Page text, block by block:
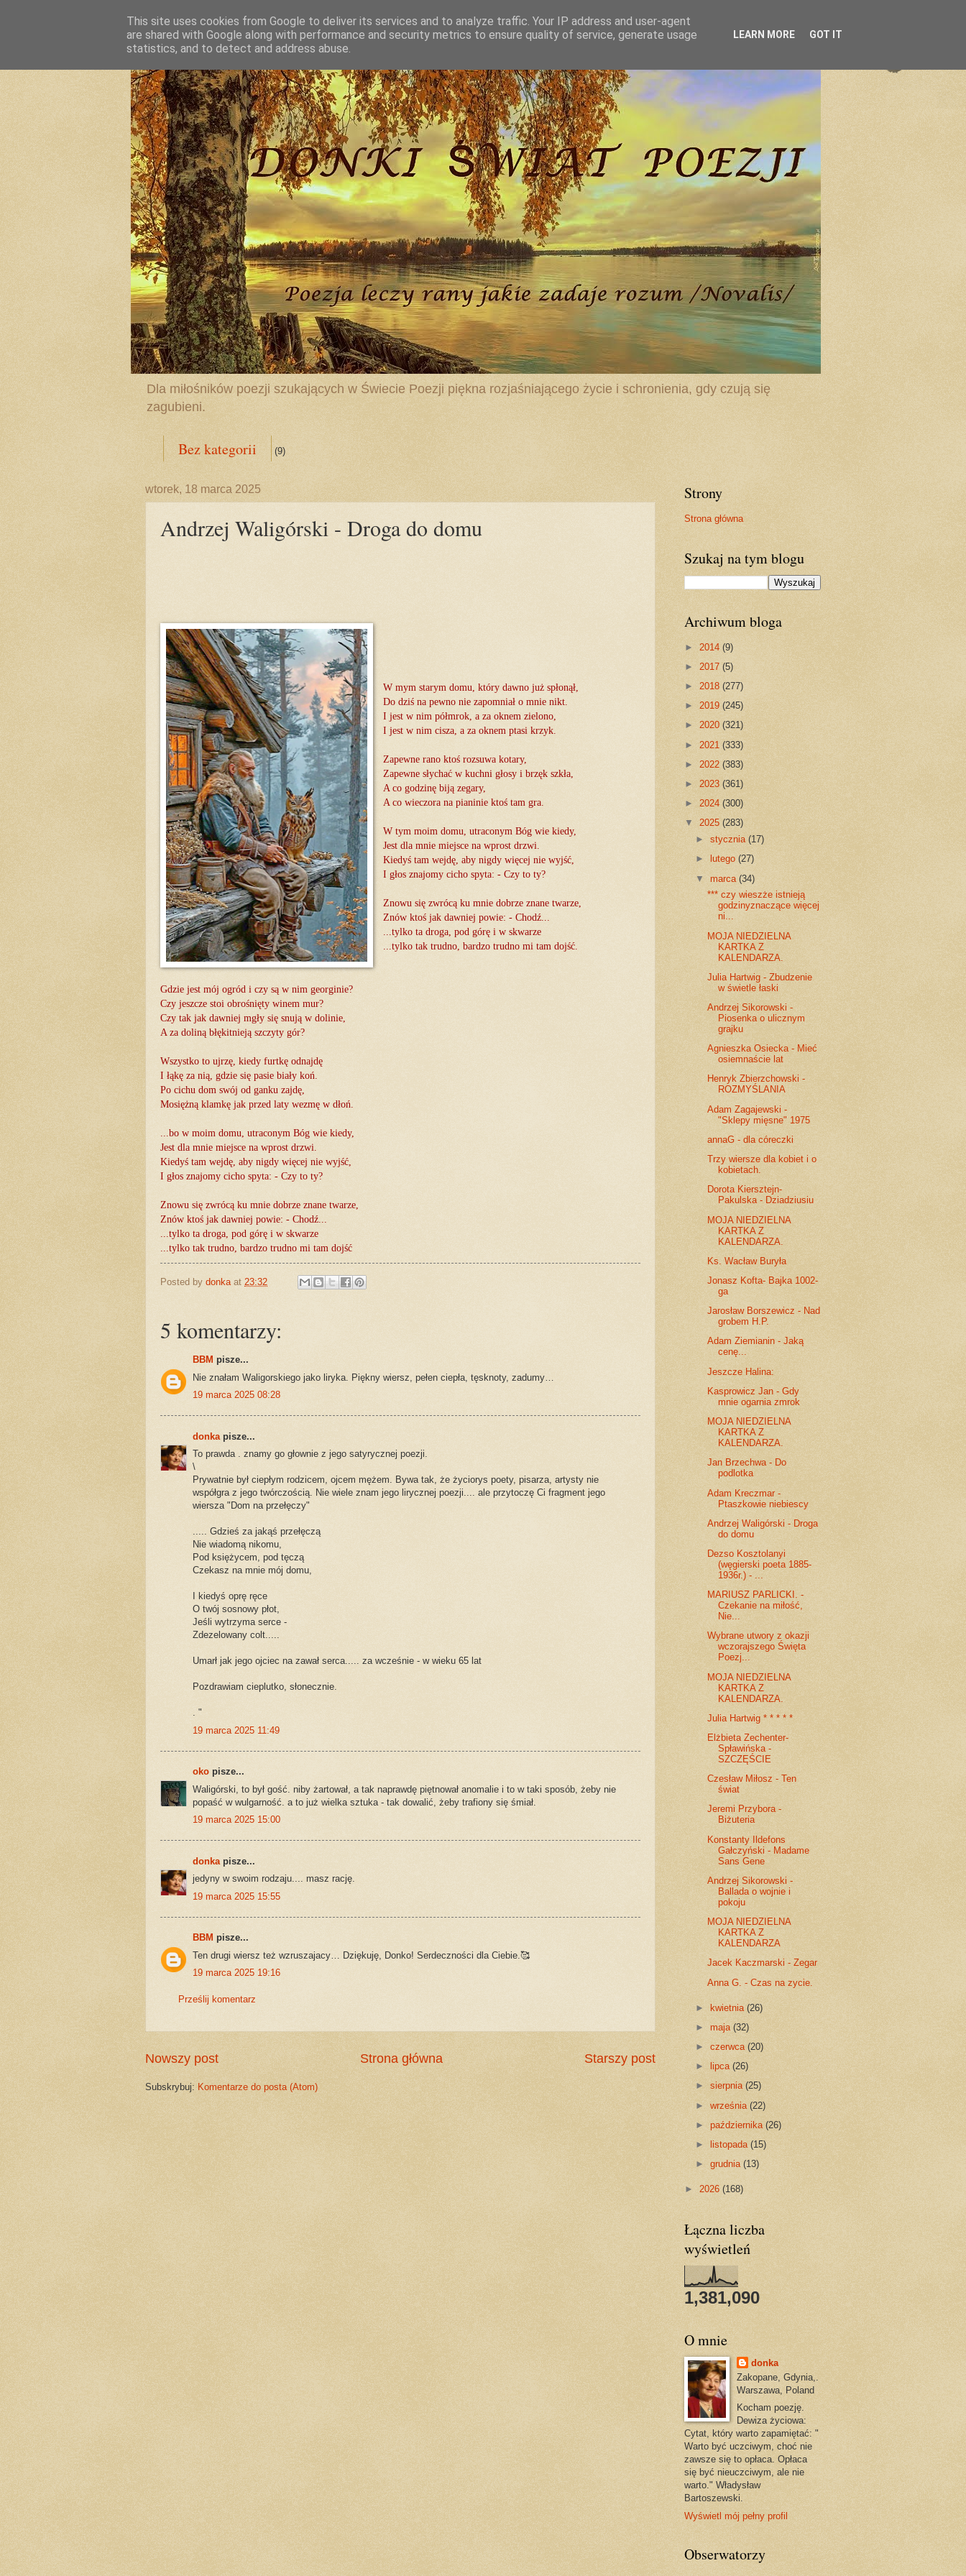
Dla miłośników poezji szukających w Świecie Poezji piękna rozjaśniającego życie i schronienia, gdy czują się
zagubieni.
Bez kategorii (9)
wtorek, 18 marca 2025
Andrzej Waligórski - Droga do domu
W mym starym domu, który dawno już spłonął,
Do dziś na pewno nie zapomniał o mnie nikt.
I jest w nim półmrok, a za oknem zielono,
I jest w nim cisza, a za oknem ptasi krzyk.
Zapewne rano ktoś rozsuwa kotary,
Zapewne słychać w kuchni głosy i brzęk szkła,
A co godzinę biją zegary,
A co wieczora na pianinie ktoś tam gra.
W tym moim domu, utraconym Bóg wie kiedy,
Jest dla mnie miejsce na wprost drzwi.
Kiedyś tam wejdę, aby nigdy więcej nie wyjść,
I głos znajomy cicho spyta: - Czy to ty?
Znowu się zwrócą ku mnie dobrze znane twarze,
Znów ktoś jak dawniej powie: - Chodź...
...tylko ta droga, pod górę i w skwarze
...tylko tak trudno, bardzo trudno mi tam dojść.
Gdzie jest mój ogród i czy są w nim georginie?
Czy jeszcze stoi obrośnięty winem mur?
Czy tak jak dawniej mgły się snują w dolinie,
A za doliną błękitnieją szczyty gór?
Wszystko to ujrzę, kiedy furtkę odnajdę
I łąkę za nią, gdzie się pasie biały koń.
Po cichu dom swój od ganku zajdę,
Mosiężną klamkę jak przed laty wezmę w dłoń.
...bo w moim domu, utraconym Bóg wie kiedy,
Jest dla mnie miejsce na wprost drzwi.
Kiedyś tam wejdę, aby nigdy więcej nie wyjść,
I głos znajomy cicho spyta: - Czy to ty?
Znowu się zwrócą ku mnie dobrze znane twarze,
Znów ktoś jak dawniej powie: - Chodź...
...tylko ta droga, pod górę i w skwarze
...tylko tak trudno, bardzo trudno mi tam dojść
Posted by donka at 23:32
5 komentarzy:
BBM pisze...
Nie znałam Waligorskiego jako liryka. Piękny wiersz, pełen ciepła, tęsknoty, zadumy…
19 marca 2025 08:28
donka pisze...
To prawda . znamy go głownie z jego satyrycznej poezji.
\
Prywatnie był ciepłym rodzicem, ojcem mężem. Bywa tak, że życiorys poety, pisarza, artysty nie
współgra z jego twórczością. Nie wiele znam jego lirycznej poezji.... ale przytoczę Ci fragment jego
wiersza "Dom na przełęczy"
..... Gdzieś za jakąś przełęczą
Nie wiadomą nikomu,
Pod księżycem, pod tęczą
Czekasz na mnie mój domu,
I kiedyś oprę ręce
O twój sosnowy płot,
Jeśli wytrzyma serce -
Zdezelowany colt.....
Umarł jak jego ojciec na zawał serca..... za wcześnie - w wieku 65 lat
Pozdrawiam cieplutko, słonecznie.
. "
19 marca 2025 11:49
oko pisze...
Waligórski, to był gość. niby żartował, a tak naprawdę piętnował anomalie i to w taki sposób, żeby nie
popaść w wulgarność. a to już wielka sztuka - tak dowalić, żeby trafiony się śmiał.
19 marca 2025 15:00
donka pisze...
jedyny w swoim rodzaju.... masz rację.
19 marca 2025 15:55
BBM pisze...
Ten drugi wiersz też wzruszajacy… Dziękuję, Donko! Serdeczności dla Ciebie.🥰
19 marca 2025 19:16
Prześlij komentarz
Nowszy post Starszy post
Strona główna
Subskrybuj: Komentarze do posta (Atom)
Strony
Strona główna
Szukaj na tym blogu
Archiwum bloga
► 2014 (9)
► 2017 (5)
► 2018 (277)
► 2019 (245)
► 2020 (321)
► 2021 (333)
► 2022 (383)
► 2023 (361)
► 2024 (300)
▼ 2025 (283)
►stycznia(17)
►
lutego(27)
▼marca(34)
*** czy wieszże istnieją
godzinyznaczące więcej
ni...
MOJA NIEDZIELNA
KARTKA Z
KALENDARZA.
Julia Hartwig - Zbudzenie
w świetle łaski
Andrzej Sikorowski -
Piosenka o ulicznym
grajku
Agnieszka Osiecka - Mieć
osiemnaście lat
Henryk Zbierzchowski -
ROZMYŚLANIA
Adam Zagajewski -
"Sklepy mięsne" 1975
annaG - dla córeczki
Trzy wiersze dla kobiet i o
kobietach.
Dorota Kiersztejn-
Pakulska - Dziadziusiu
MOJA NIEDZIELNA
KARTKA Z
KALENDARZA.
Ks. Wacław Buryła
Jonasz Kofta- Bajka 1002-
ga
Jarosław Borszewicz - Nad
grobem H.P.
Adam Ziemianin - Jaką
cenę...
Jeszcze Halina:
Kasprowicz Jan - Gdy
mnie ogarnia zmrok
MOJA NIEDZIELNA
KARTKA Z
KALENDARZA.
Jan Brzechwa - Do
podlotka
Adam Kreczmar -
Ptaszkowie niebiescy
Andrzej Waligórski - Droga
do domu
Dezso Kosztolanyi
(węgierski poeta 1885-
1936r.) - ...
MARIUSZ PARLICKI. -
Czekanie na miłość,
Nie...
Wybrane utwory z okazji
wczorajszego Święta
Poezj...
MOJA NIEDZIELNA
KARTKA Z
KALENDARZA.
Julia Hartwig * * * * *
Elżbieta Zechenter-
Spławińska -
SZCZĘŚCIE
Czesław Miłosz - Ten
świat
Jeremi Przybora -
Biżuteria
Konstanty Ildefons
Gałczyński - Madame
Sans Gene
Andrzej Sikorowski -
Ballada o wojnie i
pokoju
MOJA NIEDZIELNA
KARTKA Z
KALENDARZA
Jacek Kaczmarski - Zegar
Anna G. - Czas na zycie.
►kwietnia(26)
►maja(32)
►czerwca(20)
►
lipca(26)
►sierpnia(25)
►września(22)
►października(26)
►
listopada(15)
►grudnia(13)
► 2026 (168)
Łączna liczba
wyświetleń
1,381,090
O mnie
donka
Zakopane, Gdynia,.
Warszawa, Poland
Kocham poezję.
Dewiza życiowa:
Cytat, który warto zapamiętać: "
Warto być uczciwym, choć nie
zawsze się to opłaca. Opłaca
się być nieuczciwym, ale nie
warto." Władysław
Bartoszewski.
Wyświetl mój pełny profil
Obserwatorzy
This site uses cookies from Google to deliver its services and to analyze traffic. Your IP address and user-agent
are shared with Google along with performance and security metrics to ensure quality of service, generate usage
statistics, and to detect and address abuse.
LEARN MORE GOT IT